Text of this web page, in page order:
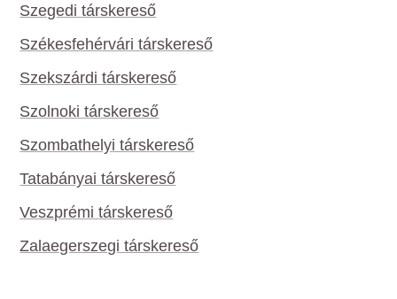
Szegedi társkereső
Székesfehérvári társkereső
Szekszárdi társkereső
Szolnoki társkereső
Szombathelyi társkereső
Tatabányai társkereső
Veszprémi társkereső
Zalaegerszegi társkereső